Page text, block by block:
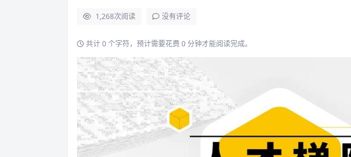
1,268次阅读 没有评论
共计 0 个字符，预计需要花费 0 分钟才能阅读完成。